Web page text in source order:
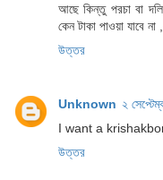
আছে কিন্তু পরচা বা
কেন টাকা পাওয়া যাবে
উত্তর
Unknown ২
I want a
উত্তর